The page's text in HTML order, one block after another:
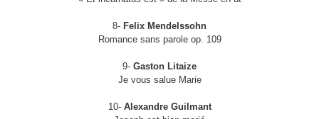
8- Felix Mendelssohn
Romance sans parole op. 109
9- Gaston Litaize
Je vous salue Marie
10- Alexandre Guilmant